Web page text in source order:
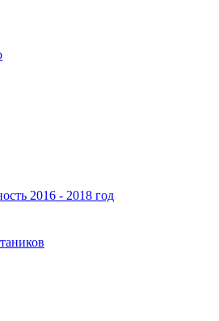
2016 - 2018 год